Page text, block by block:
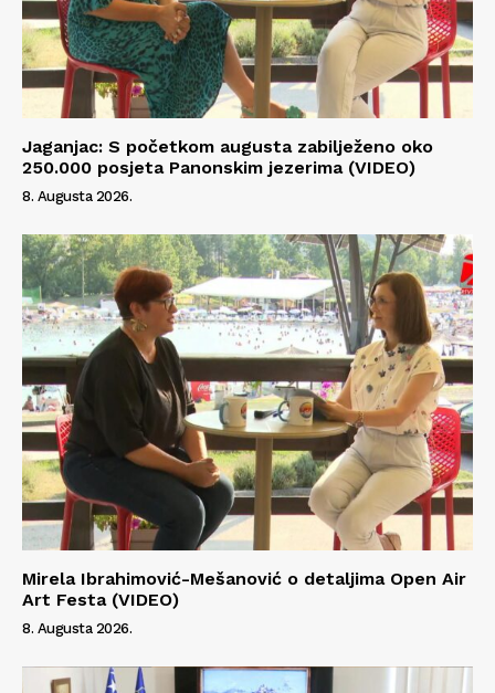
Info
O nama
Kontakt
Impressum
Jaganjac: S početkom augusta zabilježeno oko
250.000 posjeta Panonskim jezerima (VIDEO)
8. Augusta 2026.
Mirela Ibrahimović-Mešanović o detaljima Open Air
Art Festa (VIDEO)
8. Augusta 2026.